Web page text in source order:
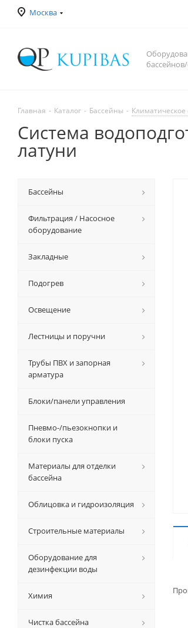
Москва
Главная - Каталог - Бассейны -
Система
латуни
Бассейны
Фильтрация / Насосное
оборудование
Закладные
Подогрев
Освещение
Лестницы и поручни
Трубы ПВХ и запорная
арматура
Блоки/панели управления
Пневмо-/пьезокнопки и
блоки пуска
Материалы для отделки
бассейна
Облицовка и гидроизоляция
Строительные материалы
Оборудование для
дезинфекции воды
Химия
Чистка бассейна